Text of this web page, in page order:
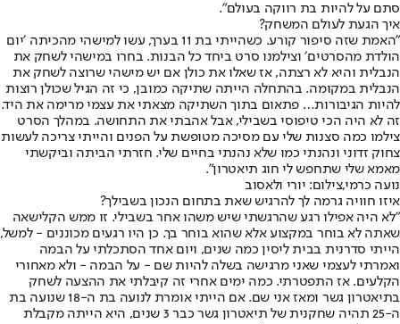
סתם על להיות בת רווקה בעולם".
איך הגעת לעולם המשחק?
"האמת שזה סיפור קורע. כשהייתי בת 11 בערך, עשו למישהי מהכיתה ׳יום
הולדת מהסרטים׳ וצילמנו סרט ביחד כל הבנות. בחרו במישהי לשחק את
הנבלית והיא לא רצתה, אז שאלו את כולן אם יש מישהי שרוצה לשחק את
הנבלית במקומה. בהתחלה הייתה שתיקה כמובן, כי זה הגיל שכולן רוצות
להיות הגיבורות… פתאום בתוך השתיקה מצאתי את עצמי מרימה את היד.
זה לא היה הכי טיפוסי בשבילי, אבל אהבתי את התחושה. במהלך הסרט
צילמו כמה סצנות שלי עם מסיכה מטופשת על הפנים והייתי צריכה לעשות
צחוק זדוני ונהנתי כמו שלא נהנתי בחיים שלי. חזרתי הביתה וביקשתי
מאמא שלי שתחפש לי חוג תיאטרון".
נועה כרמי,צילום: יורי ולאסוב
איזו חוויה גרמה לך להרגיש שאת בתחום הנכון בשבילך?
"לא היה אפילו רגע שהרגשתי שיש משהו אחר בשבילי. זו ממש הקלישאה
שאתה לא בוחר במקצוע אלא שהוא בוחר בך. כן היו רגעים מכוננים - למשל,
הייתי סדרנית בבית ליסין כמה שנים, ויום אחד הסתכלתי על הבמה
ואמרתי לעצמי שאני מרגישה בשלה להיות שם - על הבמה - ולא מאחורי
הקלעים. אז התפטרתי. כמה ימים אחרי זה קיבלתי את ההצעה לשחק
בתיאטרון גשר ומאז אני שם. אם הייתי אומרת לנועה בת ה-18 שנועה בת
ה-25 תהיה שחקנית של תיאטרון גשר כבר 3 שנים, היא הייתה מקבלת